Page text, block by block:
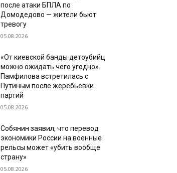
после атаки БПЛА по
Домодедово — жители бьют
тревогу
05.08.2026
«От киевской банды детоубийц
можно ожидать чего угодно».
Памфилова встретилась с
Путиным после жеребьевки
партий
05.08.2026
Собянин заявил, что перевод
экономики России на военные
рельсы может «убить вообще
страну»
05.08.2026